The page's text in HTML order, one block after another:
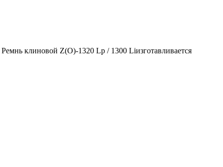
клиновой Z(О)-1320 Lp / 1300 Liизготавливается